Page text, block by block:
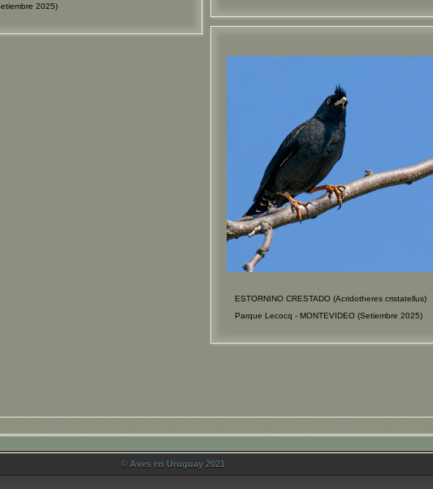
2025)
ESTORNINO CRESTADO (Acridotheres cristatellus)
Parque Lecocq - MONTEVIDEO (Setiembre 2025)
© Aves en Uruguay 2021